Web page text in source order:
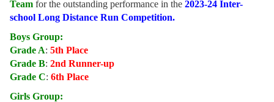
Team for the outstanding performance in the 2023-24 Inter-
school Long Distance Run Competition.
Boys Group:
Grade A: 5th Place
Grade B: 2nd Runner-up
Grade C: 6th Place
Girls Group: